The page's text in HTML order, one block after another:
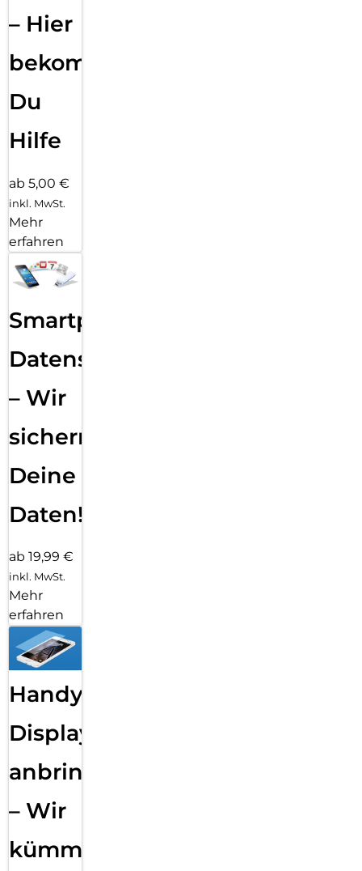
– Hier
bekommst
Du
Hilfe
ab 5,00 €
inkl. MwSt.
Mehr
erfahren
Smartphone
Datensicherung
– Wir
sichern
Deine
Daten!
ab 19,99 €
inkl. MwSt.
Mehr
erfahren
Handy
Displayfolie
anbringen
– Wir
kümmern